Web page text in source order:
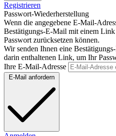
Registrieren
Passwort-Wiederherstellung
Wenn die angegebene E-Mail-
Bestätigungs-E-Mail mit einem
Passwort zurücksetzen können.
Wir senden Ihnen eine
darin enthaltenen Link, um Ihr
Ihre E-Mail-Adresse
E-Mail anfordern